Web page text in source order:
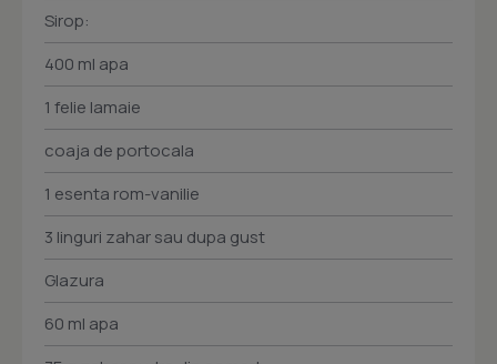
Sirop:
400 ml apa
1 felie lamaie
coaja de portocala
1 esenta rom-vanilie
3 linguri zahar sau dupa gust
Glazura
60 ml apa